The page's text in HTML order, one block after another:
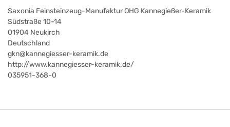
Saxonia Feinsteinzeug-Manufaktur OHG Kannegießer-Keramik
Südstraße 10-14
01904 Neukirch
Deutschland
gkn@kannegiesser-keramik.de
http://www.kannegiesser-keramik.de/
035951-368-0